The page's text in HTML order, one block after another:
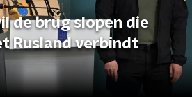
de brug slopen die
Rusland verbindt